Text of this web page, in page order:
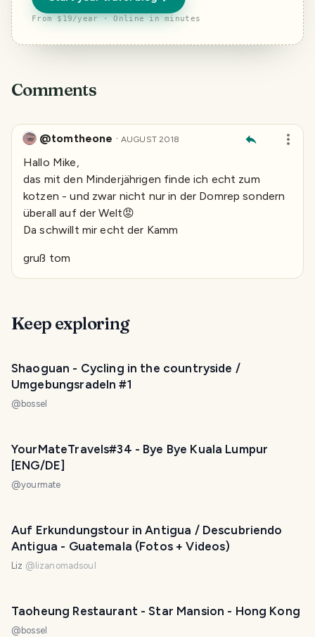
From $19/year · Online in minutes
Comments
@tomtheone · AUGUST 2018
Hallo Mike,
das mit den Minderjährigen finde ich echt zum
kotzen - und zwar nicht nur in der Domrep sondern
überall auf der Welt😡
Da schwillt mir echt der Kamm
gruß tom
Keep exploring
Shaoguan - Cycling in the countryside /
Umgebungsradeln #1
@ bossel
YourMateTravels#34 - Bye Bye Kuala Lumpur
[ENG/DE]
@yourmate
Auf Erkundungstour in Antigua / Descubriendo
Antigua - Guatemala (Fotos + Videos)
Liz @ lizanomadsoul
Taoheung Restaurant - Star Mansion - Hong Kong
@ bossel